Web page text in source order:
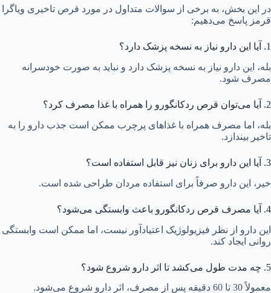
در این بخش، به برخی از سوالات متداول در مورد قرص تاخیری ویاگرا
قرمز پاسخ می‌دهیم:
1. آیا این دارو نیاز به نسخه پزشک دارد؟
بله، این دارو نیاز به نسخه پزشک دارد و نباید به صورت خودسرانه
مصرف شود.
2. آیا می‌توان قرص ردکانگورو را همراه با غذا مصرف کرد؟
بله، اما مصرف همراه با غذاهای پرچرب ممکن است جذب دارو را به
تاخیر بیندازد.
3. آیا این دارو برای زنان نیز قابل استفاده است؟
خیر، این دارو صرفاً برای استفاده مردان طراحی شده است.
4. آیا مصرف قرص ردکانگورو باعث وابستگی می‌شود؟
این دارو از نظر فیزیولوژیک اعتیادآور نیست، اما ممکن است وابستگی
روانی ایجاد کند.
5. چه مدت طول می‌کشد تا اثر دارو شروع شود؟
معمولاً 30 تا 60 دقیقه پس از مصرف، اثر دارو شروع می‌شود.